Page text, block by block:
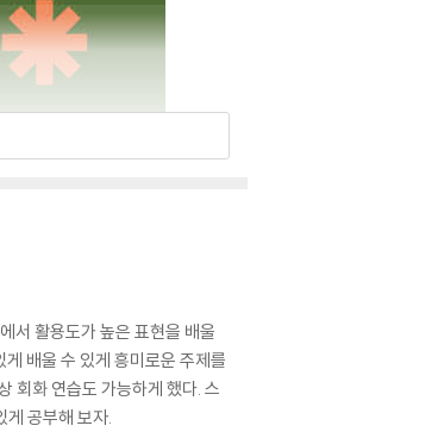
서 활용도가 높은 표현을 배울
배울 수 있게 흥미로운 주제를
회화 연습도 가능하게 했다. 스
게 공부해 보자.